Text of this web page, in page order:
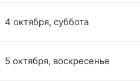
4 октября, суббота
5 октября, воскресенье